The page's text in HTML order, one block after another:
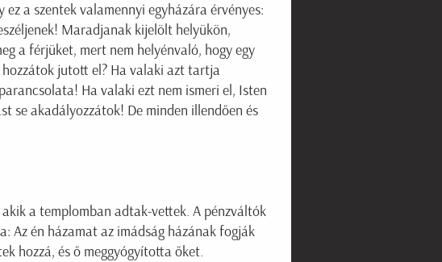
a szentek valamennyi egyházára érvényes:
Maradjanak kijelölt helyükön,
a férjüket, mert nem helyénvaló, hogy egy
hozzátok jutott el? Ha valaki azt tartja
Ha valaki ezt nem ismeri el, Isten
se akadályozzátok! De minden illendően és
a templomban adtak-vettek. A pénzváltók
Az én házamat az imádság házának fogják
hozzá, és ő meggyógyította őket.